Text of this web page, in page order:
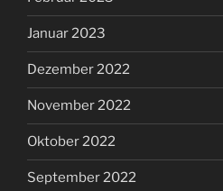
Januar 2023
Dezember 2022
November 2022
Oktober 2022
September 2022